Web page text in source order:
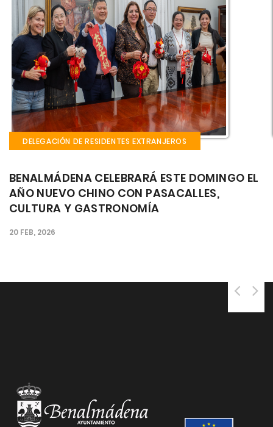
DOMINGO EL
DELEGACIÓN DE RESIDENTES EXTRANJEROS
EL CASTILLO EL BIL BIL ACOGE
SEMANA LA FIESTA GAUCHA:
MÚSICA Y GASTRONOMÍA